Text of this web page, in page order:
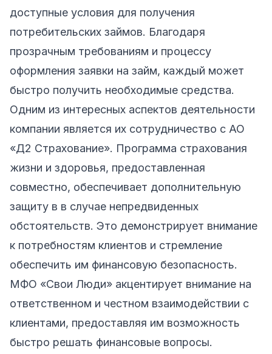
доступные условия для получения
потребительских займов. Благодаря
прозрачным требованиям и процессу
оформления заявки на займ, каждый может
быстро получить необходимые средства.
Одним из интересных аспектов деятельности
компании является их сотрудничество с АО
«Д2 Страхование». Программа страхования
жизни и здоровья, предоставленная
совместно, обеспечивает дополнительную
защиту в в случае непредвиденных
обстоятельств. Это демонстрирует внимание
к потребностям клиентов и стремление
обеспечить им финансовую безопасность.
МФО «Свои Люди» акцентирует внимание на
ответственном и честном взаимодействии с
клиентами, предоставляя им возможность
быстро решать финансовые вопросы.